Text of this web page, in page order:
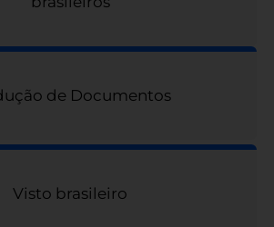
de Documentos
Visto brasileiro